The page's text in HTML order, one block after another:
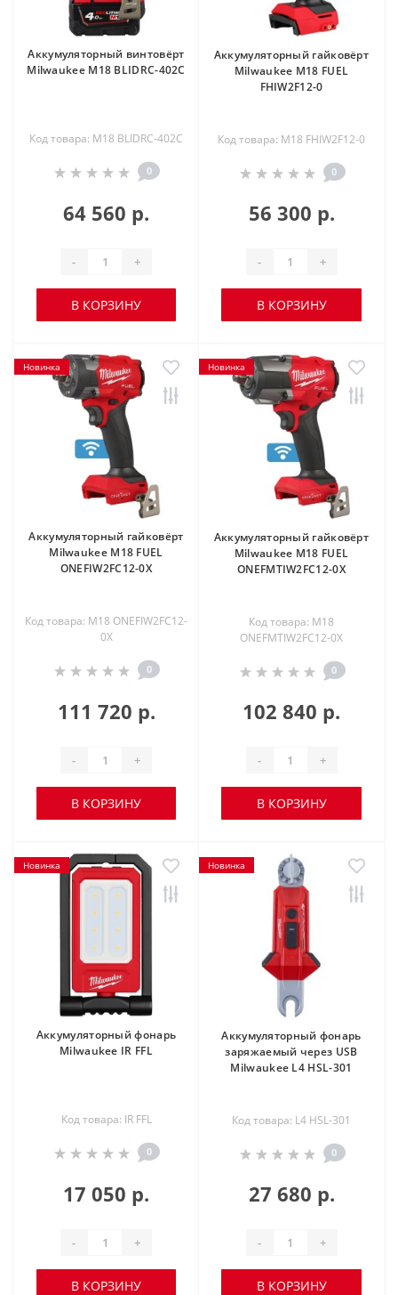
Аккумуляторный винтовёрт
Milwaukee M18 BLIDRC-402C
Код товара: M18 BLIDRC-402C
0
64 560 р.
- +
В КОРЗИНУ
Аккумуляторный гайковёрт
Milwaukee M18 FUEL
FHIW2F12-0
Код товара: M18 FHIW2F12-0
0
56 300 р.
- +
В КОРЗИНУ
Новинка
Аккумуляторный гайковёрт
Milwaukee M18 FUEL
ONEFIW2FC12-0X
Код товара: M18 ONEFIW2FC12-
0X
0
111 720 р.
- +
В КОРЗИНУ
Новинка
Аккумуляторный гайковёрт
Milwaukee M18 FUEL
ONEFMTIW2FC12-0X
Код товара: M18
ONEFMTIW2FC12-0X
0
102 840 р.
- +
В КОРЗИНУ
Новинка
Аккумуляторный фонарь
Milwaukee IR FFL
Код товара: IR FFL
0
17 050 р.
- +
В КОРЗИНУ
Новинка
Аккумуляторный фонарь
заряжаемый через USB
Milwaukee L4 HSL-301
Код товара: L4 HSL-301
0
27 680 р.
- +
В КОРЗИНУ